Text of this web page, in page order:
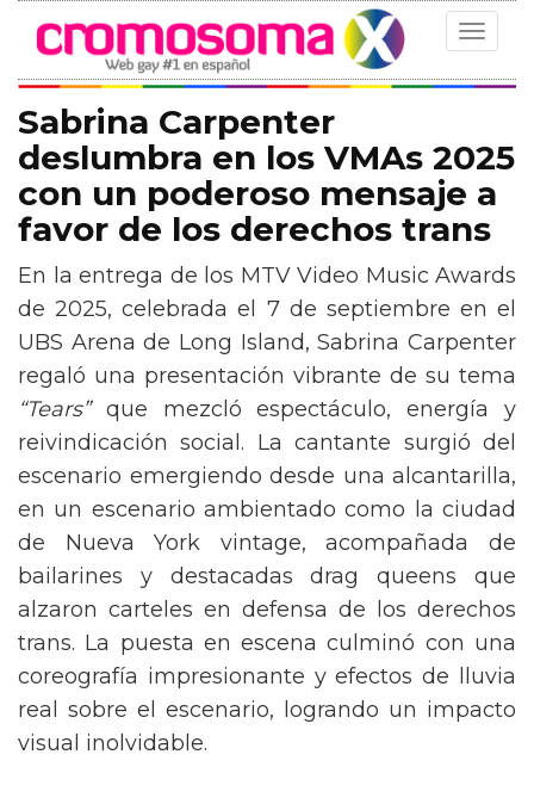
Toggle
Sabrina Carpenter
deslumbra en los VMAs 2025
con un poderoso mensaje a
favor de los derechos trans
En la entrega de los MTV Video Music Awards
de 2025, celebrada el 7 de septiembre en el
UBS Arena de Long Island, Sabrina Carpenter
regaló una presentación vibrante de su tema
“Tears”que mezcló espectáculo, energía y
reivindicación social. La cantante surgió del
escenario emergiendo desde una alcantarilla,
en un escenario ambientado como la ciudad
de Nueva York vintage, acompañada de
bailarines y destacadas drag queens que
alzaron carteles en defensa de los derechos
trans. La puesta en escena culminó con una
coreografía impresionante y efectos de lluvia
real sobre el escenario, logrando un impacto
visual inolvidable.